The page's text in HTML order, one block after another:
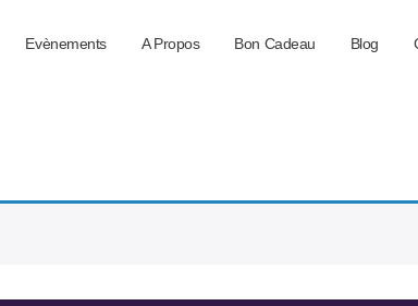
Evènements A Propos Bon Cadeau Blog